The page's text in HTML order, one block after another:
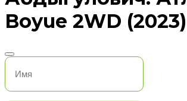
Boyue 2WD (2023)